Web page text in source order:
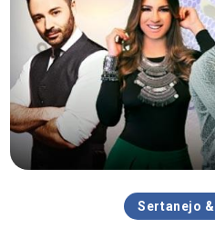
Sertanejo